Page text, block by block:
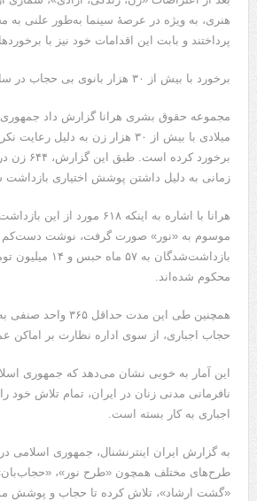
هنری، به ویژه در عرصهٔ سینما به‌طور علنی به
پرداختند و بابت این اقدامات خود نیز با
برخورد با بیش از ۳۰ هزار بانوی بی حجاب در سال ۲۰۲۴
میلادی با بیش از ۳۰ هزار زن به دلیل
برخورد
زمانی به دلیل داشتن پوشش اختیاری بازداشت
هرانا با اشاره به اینکه ۶۱۸
بازداشت‌شدگان به ۵۷
محکوم شده‌اند.
همچنین طی این مدت حداقل
حجاب اجباری، از سوی اداره نظارت بر اماکن
این آمار به خوبی نشان می‌دهد که جمهوری
نافرمانی مدنی زنان در ایران، تمام تلاش خود
اجباری به کار بسته است.
به گزارش ایران اینترنشنال، جمهوری اسلامی
طرح‌های مختلف همچون «طرح نور»،
«گشت ارشاد»، تلاش کرده تا حجاب و پوشش